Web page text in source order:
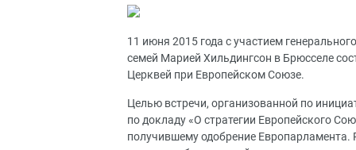
11 июня 2015 года с участием
семей Марией Хильдингсон в Брюсселе
Церквей при Европейском Союзе.
Целью встречи, организованной по
по докладу «О стратегии Европейского
получившему одобрение Европарламента.